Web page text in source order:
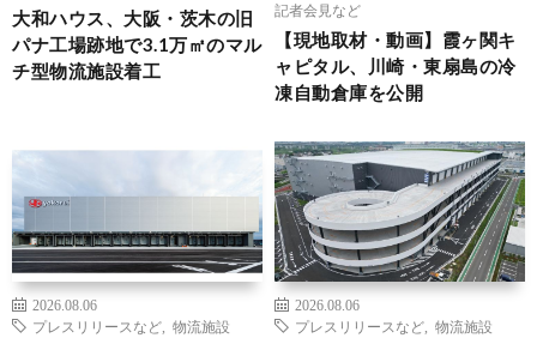
大和ハウス、大阪・茨木の旧
パナ工場跡地で3.1万㎡のマル
チ型物流施設着工
記者会見など
【現地取材・動画】霞ヶ関キ
ャピタル、川崎・東扇島の冷
凍自動倉庫を公開
2026.08.06
プレスリリースなど
物流施設
2026.08.06
プレスリリースなど
物流施設